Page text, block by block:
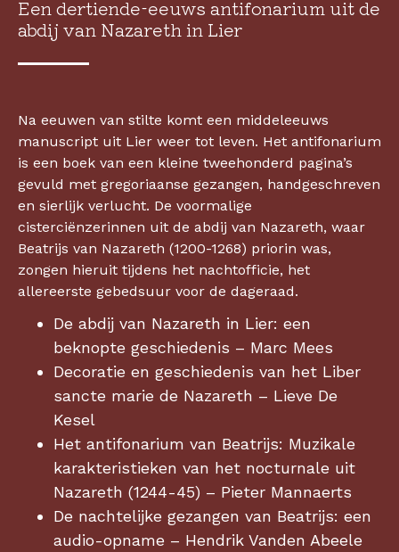
Een dertiende-eeuws antifonarium uit de
abdij van Nazareth in Lier
Na eeuwen van stilte komt een middeleeuws
manuscript uit Lier weer tot leven. Het antifonarium
is een boek van een kleine tweehonderd pagina’s
gevuld met gregoriaanse gezangen, handgeschreven
en sierlijk verlucht. De voormalige
cisterciënzerinnen uit de abdij van Nazareth, waar
Beatrijs van Nazareth (1200-1268) priorin was,
zongen hieruit tijdens het nachtofficie, het
allereerste gebedsuur voor de dageraad.
De abdij van Nazareth in Lier: een
beknopte geschiedenis – Marc Mees
Decoratie en geschiedenis van het Liber
sancte marie de Nazareth – Lieve De
Kesel
Het antifonarium van Beatrijs: Muzikale
karakteristieken van het nocturnale uit
Nazareth (1244-45) – Pieter Mannaerts
De nachtelijke gezangen van Beatrijs: een
audio-opname – Hendrik Vanden Abeele